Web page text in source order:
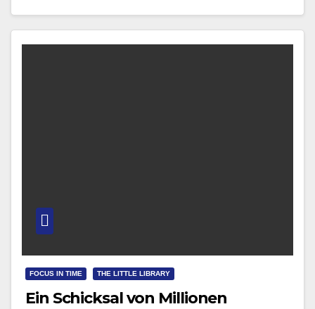
FOCUS IN TIME THE LITTLE LIBRARY
Ein Schicksal von Millionen